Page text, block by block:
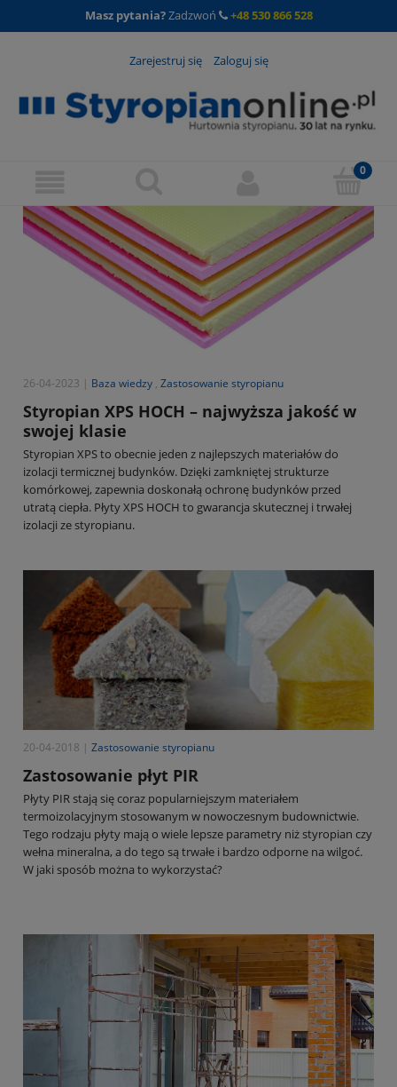
Masz pytania?Zadzwoń +48 530 866 528
Zarejestruj się Zaloguj się
26-04-2023 | Baza wiedzy , Zastosowanie styropianu
Styropian XPS HOCH – najwyższa jakość w
swojej klasie
Styropian XPS to obecnie jeden z najlepszych materiałów do
izolacji termicznej budynków. Dzięki zamkniętej strukturze
komórkowej, zapewnia doskonałą ochronę budynków przed
utratą ciepła. Płyty XPS HOCH to gwarancja skutecznej i trwałej
izolacji ze styropianu.
20-04-2018 | Zastosowanie styropianu
Zastosowanie płyt PIR
Płyty PIR stają się coraz popularniejszym materiałem
termoizolacyjnym stosowanym w nowoczesnym budownictwie.
Tego rodzaju płyty mają o wiele lepsze parametry niż styropian czy
wełna mineralna, a do tego są trwałe i bardzo odporne na wilgoć.
W jaki sposób można to wykorzystać?